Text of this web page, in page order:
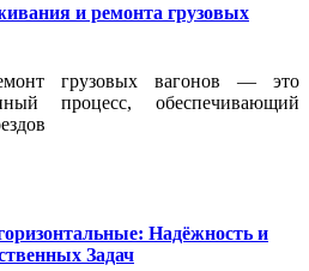
и ремонта грузовых
грузовых вагонов — это
процесс, обеспечивающий
Надёжность и
Задач